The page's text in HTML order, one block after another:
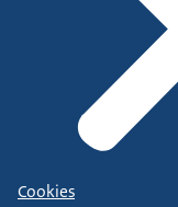
Cookies